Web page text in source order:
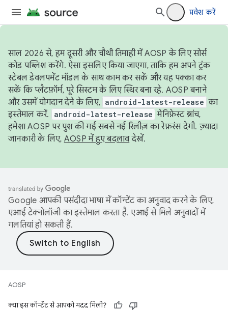
प्रवेश करें
साल 2026 से, हम दूसरी और चौथी तिमाही में AOSP के लिए सोर्स
कोड पब्लिश करेंगे. ऐसा इसलिए किया जाएगा, ताकि हम अपने ट्रंक
स्टेबल डेवलपमेंट मॉडल के साथ काम कर सकें और यह पक्का कर
सकें कि प्लैटफ़ॉर्म, पूरे सिस्टम के लिए स्थिर बना रहे. AOSP बनाने
और उसमें योगदान देने के लिए, android-latest-release का
इस्तेमाल करें.
android-latest-release मेनिफ़ेस्ट ब्रांच,
हमेशा AOSP पर पुश की गई सबसे नई रिलीज़ का रेफ़रंस देगी. ज़्यादा
जानकारी के लिए, AOSP में हुए बदलावदेखें.
Google आपकी पसंदीदा भाषा में कॉन्टेंट का अनुवाद करने के लिए,
एआई टेक्नोलॉजी का इस्तेमाल करता है. एआई से मिले अनुवादों में
गलतियां हो सकती हैं.
AOSP
क्या इस कॉन्टेंट से आपको मदद मिली?